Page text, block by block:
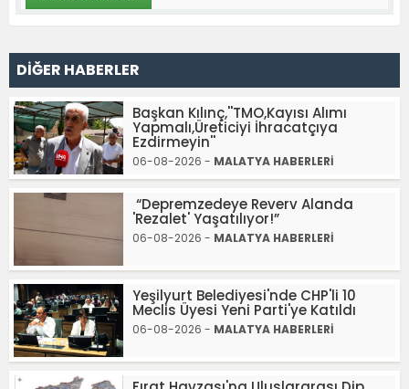
DİĞER HABERLER
Başkan Kılınç,''TMO,Kayısı Alımı
Yapmalı,Üreticiyi İhracatçıya
Ezdirmeyin''
06-08-2026 - MALATYA HABERLERİ
“Depremzedeye Reverv Alanda
'Rezalet' Yaşatılıyor!”
06-08-2026 - MALATYA HABERLERİ
Yeşilyurt Belediyesi'nde CHP'li 10
Meclis Üyesi Yeni Parti'ye Katıldı
06-08-2026 - MALATYA HABERLERİ